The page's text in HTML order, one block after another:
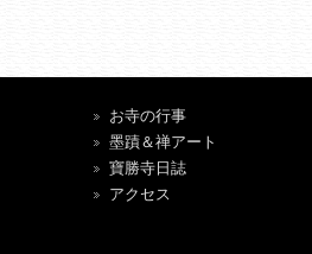
お寺の行事
墨蹟＆禅アート
寶勝寺日誌
アクセス